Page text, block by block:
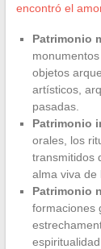
encontró el
Patrimonio
objetos
artísticos,
pasadas.
Patrimonio
orales, los
transmitidos
alma viva de
Patrimonio
formaciones